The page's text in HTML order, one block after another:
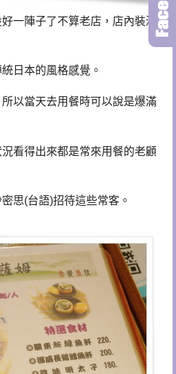
一陣子了不算老店，店內裝潢
日本的風格感覺。
以當天去用餐時可以說是爆滿
況看得出來都是常來用餐的老顧
思(台語)招待這些常客。